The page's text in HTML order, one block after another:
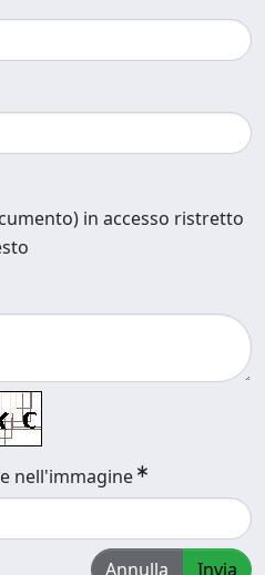
in accesso ristretto
nell'immagine
Annulla Invia